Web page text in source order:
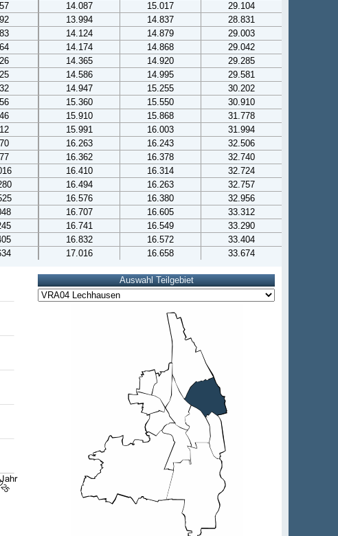
14.087 15.017
29.104
13.994 14.837
28.831
14.124 14.879
29.003
14.174 14.868
29.042
14.365 14.920
29.285
14.586 14.995
29.581
14.947 15.255
30.202
15.360 15.550
30.910
15.910 15.868
31.778
15.991 16.003
31.994
16.263 16.243
32.506
16.362 16.378
32.740
16.410 16.314
32.724
16.494 16.263
32.757
16.576 16.380
32.956
16.707 16.605
33.312
16.741 16.549
33.290
16.832 16.572
33.404
17.016 16.658 33.674